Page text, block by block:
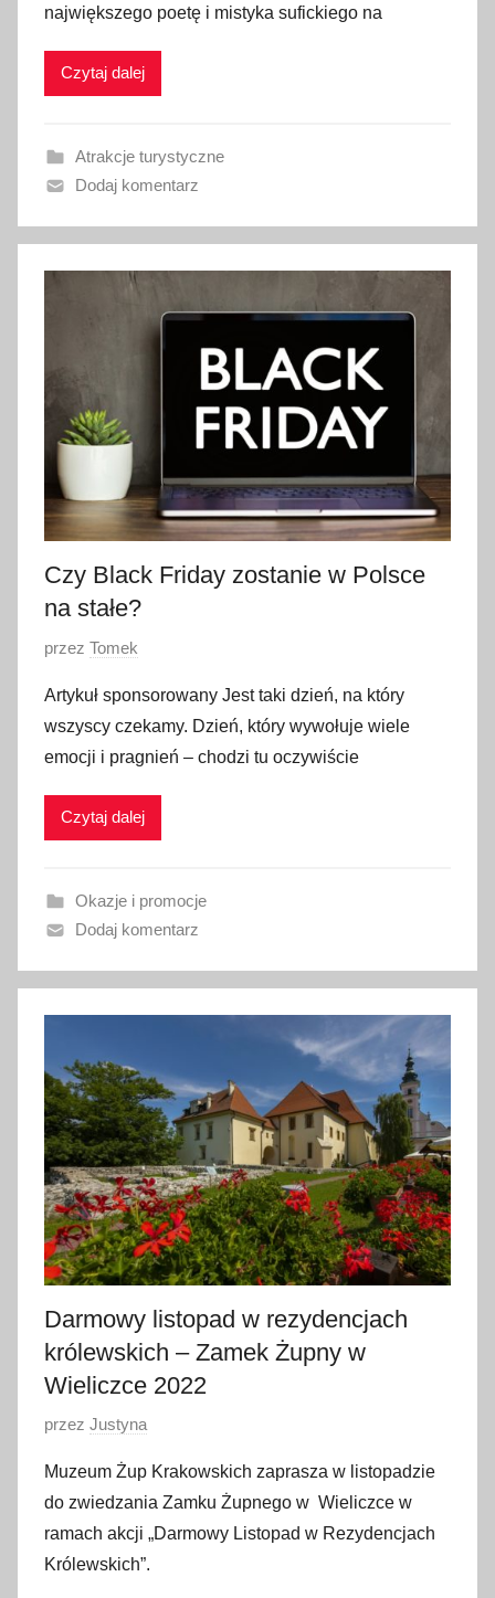
l
i
a
n
1
6
0
2
największego poetę i mistyka sufickiego na
Czytaj dalej
Atrakcje turystyczne
Dodaj komentarz
Czy Black Friday zostanie w Polsce
na stałe?
O
u
b
l
i
a
n
2
1
i
s
t
o
p
a
d
a
2
2
2
przez Tomek
Artykuł sponsorowany Jest taki dzień, na który
wszyscy czekamy. Dzień, który wywołuje wiele
emocji i pragnień – chodzi tu oczywiście
Czytaj dalej
Okazje i promocje
Dodaj komentarz
Darmowy listopad w rezydencjach
królewskich – Zamek Żupny w
Wieliczce 2022
O
u
b
l
i
przez Justyna
Muzeum Żup Krakowskich zaprasza w listopadzie
do zwiedzania Zamku Żupnego w Wieliczce w
ramach akcji „Darmowy Listopad w Rezydencjach
Królewskich”.